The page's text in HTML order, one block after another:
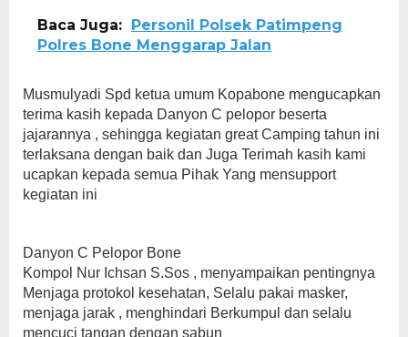
Baca Juga:
Personil Polsek Patimpeng
Polres Bone Menggarap Jalan
Musmulyadi Spd ketua umum Kopabone mengucapkan
terima kasih kepada Danyon C pelopor beserta
jajarannya , sehingga kegiatan great Camping tahun ini
terlaksana dengan baik dan Juga Terimah kasih kami
ucapkan kepada semua Pihak Yang mensupport
kegiatan ini
Danyon C Pelopor Bone
Kompol Nur Ichsan S.Sos , menyampaikan pentingnya
Menjaga protokol kesehatan, Selalu pakai masker,
menjaga jarak , menghindari Berkumpul dan selalu
mencuci tangan dengan sabun